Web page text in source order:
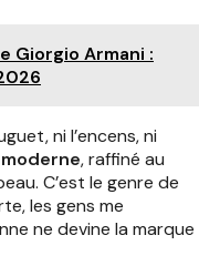
Giorgio Armani :
ni l’encens, ni
, raffiné au
C’est le genre de
les gens me
ne devine la marque